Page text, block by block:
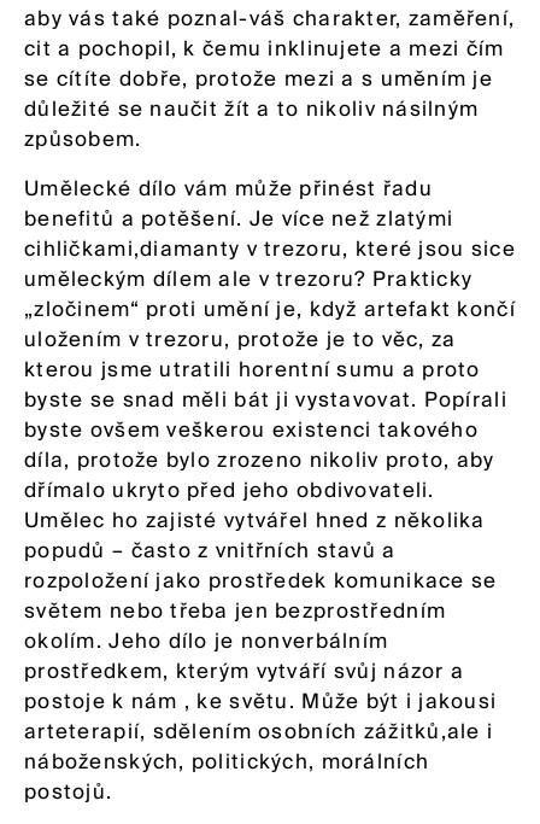
aby vás také poznal-váš charakter, zaměření,
cit a pochopil, k čemu inklinujete a mezi čím
se cítíte dobře, protože mezi a s uměním je
důležité se naučit žít a to nikoliv násilným
způsobem.
Umělecké dílo vám může přinést řadu
benefitů a potěšení. Je více než zlatými
cihličkami,diamanty v trezoru, které jsou sice
uměleckým dílem ale v trezoru? Prakticky
„zločinem“ proti umění je, když artefakt končí
uložením v trezoru, protože je to věc, za
kterou jsme utratili horentní sumu a proto
byste se snad měli bát ji vystavovat. Popírali
byste ovšem veškerou existenci takového
díla, protože bylo zrozeno nikoliv proto, aby
dřímalo ukryto před jeho obdivovateli.
Umělec ho zajisté vytvářel hned z několika
popudů – často z vnitřních stavů a
rozpoložení jako prostředek komunikace se
světem nebo třeba jen bezprostředním
okolím. Jeho dílo je nonverbálním
prostředkem, kterým vytváří svůj názor a
postoje k nám , ke světu. Může být i jakousi
arteterapií, sdělením osobních zážitků,ale i
náboženských, politických, morálních
postojů.